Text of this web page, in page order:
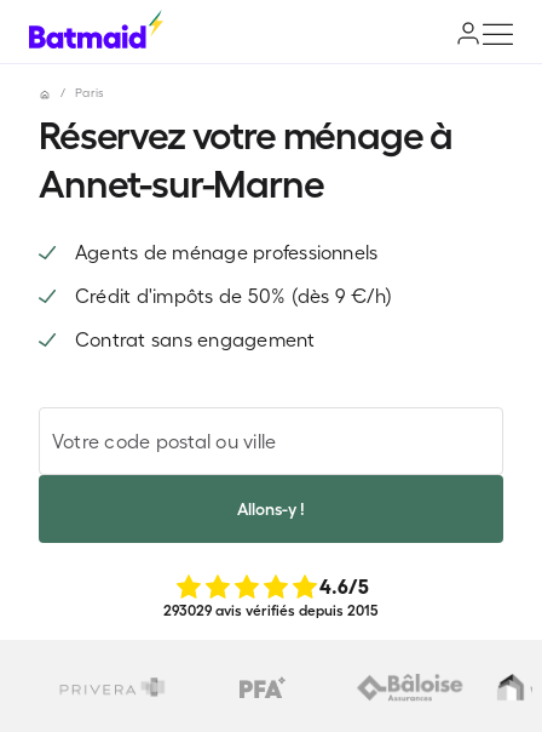
/ Paris
Réservez votre ménage à
Annet-sur-Marne
Agents de ménage professionnels
Crédit d'impôts de 50% (dès 9 €/h)
Contrat sans engagement
Votre code postal ou ville
Allons-y !
4.6/5
293029 avis vérifiés depuis 2015